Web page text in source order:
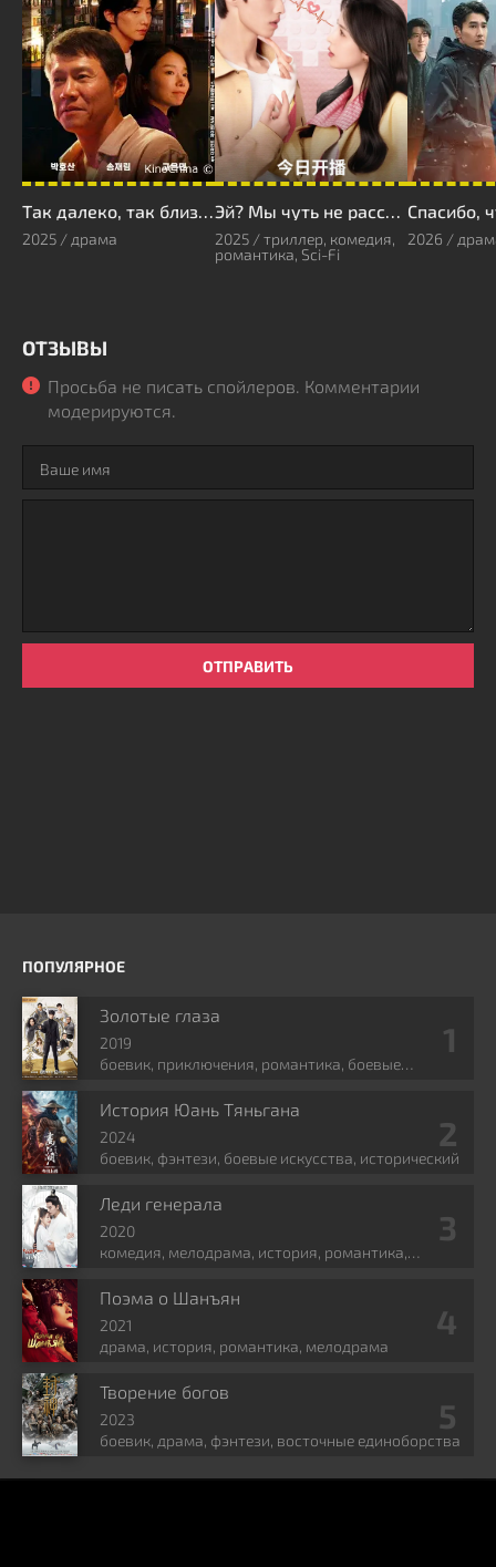
Так далеко, так близко
2025 / драма
Эй? Мы чуть не расстались!
2025 / триллер, комедия,
романтика, Sci-Fi
2026 /
ОТЗЫВЫ
Просьба не писать спойлеров. Комментарии
модерируются.
ОТПРАВИТЬ
ПОПУЛЯРНОЕ
Золотые глаза
2019
боевик, приключения, романтика, боевые
История Юань Тяньгана
2024
боевик, фэнтези, боевые искусства, исторический
Леди генерала
2020
комедия, мелодрама, история, романтика,
Поэма о Шанъян
2021
драма, история, романтика, мелодрама
Творение богов
2023
боевик, драма, фэнтези, восточные единоборства